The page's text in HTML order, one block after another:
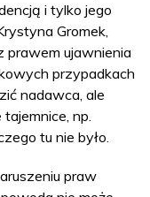
i tylko jego
Gromek,
prawem ujawnienia
przypadkach
nadawca, ale
np.
tu nie było.
praw